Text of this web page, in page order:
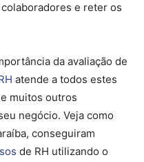
e reter os
da avaliação de
atende a todos estes
muitos outros
negócio. Veja como
conseguiram
de RH utilizando o